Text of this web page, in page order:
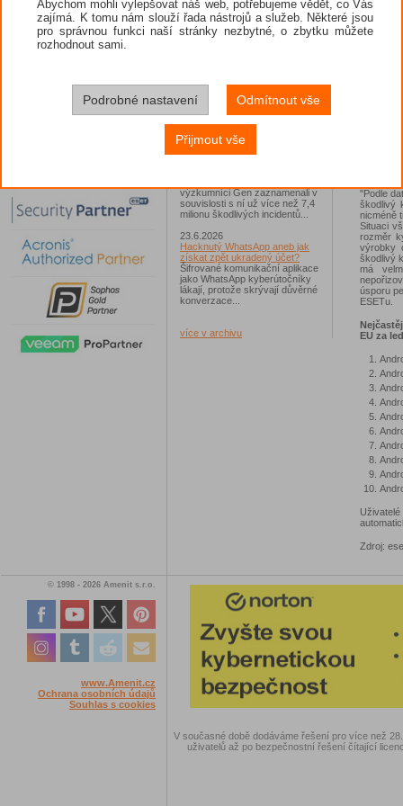
26.6.2026
ESET: S příchodem léta
zaplavují Česko falešné mobilní
Chase Home App či Candy
Race Launcher. Hlavním cílem
útočníků bylo v tomto případě
Polsko, následováno Českem a
Slovenskem...
24.6.2026
výzkumníci Gen zaznamenali v
souvislosti s ní už více než 7,4
milionu škodlivých incidentů...
23.6.2026
Hacknutý WhatsApp aneb jak
získat zpět ukradený účet?
Šifrované komunikační aplikace
jako WhatsApp kyberútočníky
lákají, protože skrývají důvěrné
konverzace...
více v archivu
To, zda
podle
po celý
"Podle
škodlivý
nicméně
Situaci
rozměr
výrobky
škodlivý
má
úsporu
ESETu.
EU za
Zdroj:
© 1998 - 2026 Amenit s.r.o.
www.Amenit.cz
Ochrana osobních údajů
Souhlas s cookies
V současné době dodáváme řešení pro více než
uživatelů až po bezpečnostní řešení čítající
Abychom mohli vylepšovat náš web, potřebujeme vědět, co Vás
zajímá. K tomu nám slouží řada nástrojů a služeb. Některé jsou
pro správnou funkci naší stránky nezbytné, o zbytku můžete
rozhodnout sami.
Podrobné nastavení Odmítnout vše
Přijmout vše